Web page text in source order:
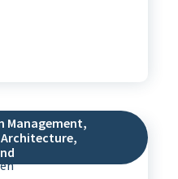
Management,
,